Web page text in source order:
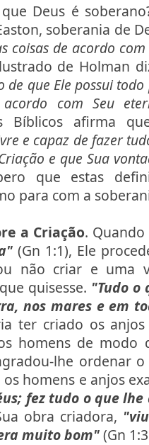
Deus é
soberania de
coisas de acordo
de Holman
de que Ele possui
com Seu
Bíblicos afirma
e capaz de fazer
e que Sua
que estas
para com a
a Criação. Quando
(Gn 1:1), Ele
não criar e uma
quisesse. "Tudo o
nos mares e em
ter criado os
homens de modo
lhe ordenar
homens e anjos
fez tudo o que
obra criadora,
muito bom"(Gn